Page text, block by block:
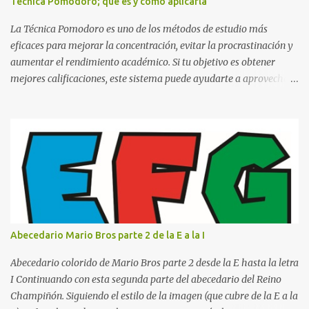
escrito La clase, materia ó asignatura Grupo Nombre del maestro
o catedrático Ciudad y fecha...
La Técnica Pomodoro es uno de los métodos de estudio más
eficaces para mejorar la concentración, evitar la procrastinación y
aumentar el rendimiento académico. Si tu objetivo es obtener
mejores calificaciones, este sistema puede ayudarte a aprovechar
creado para mejorar la concentración y la productividad. Consiste
en dividir el estudio en bloques cortos de trabajo intenso,
separados por pequeños descansos que ayudan al cerebro a
recuperarse. A diferencia de estudiar durante horas seguidas, este
sistema aprovecha la capacidad natural del cerebro para
mantener la atención durante periodos limitados, lo que permite
aprender más en menos tiempo y recordar mejor la información.
Si alguna vez has sentido que pasas muchas horas frente a los
libros pero aprendes poco, la Técnica Pomodoro puede marcar u...
Abecedario Mario Bros parte 2 de la E a la I
Abecedario colorido de Mario Bros parte 2 desde la E hasta la letra
I Continuando con esta segunda parte del abecedario del Reino
Champiñón. Siguiendo el estilo de la imagen (que cubre de la E a la